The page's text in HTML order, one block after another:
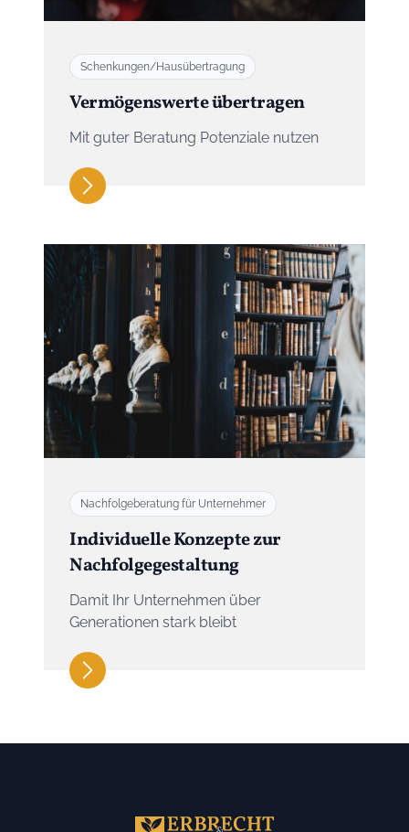
Schenkungen/Hausübertragung
Vermögenswerte übertragen
Mit guter Beratung Potenziale nutzen
Nachfolgeberatung für Unternehmer
Individuelle Konzepte zur
Nachfolgegestaltung
Damit Ihr Unternehmen über
Generationen stark bleibt